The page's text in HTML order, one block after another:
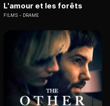
L'amour et les forêts
FILMS DRAME